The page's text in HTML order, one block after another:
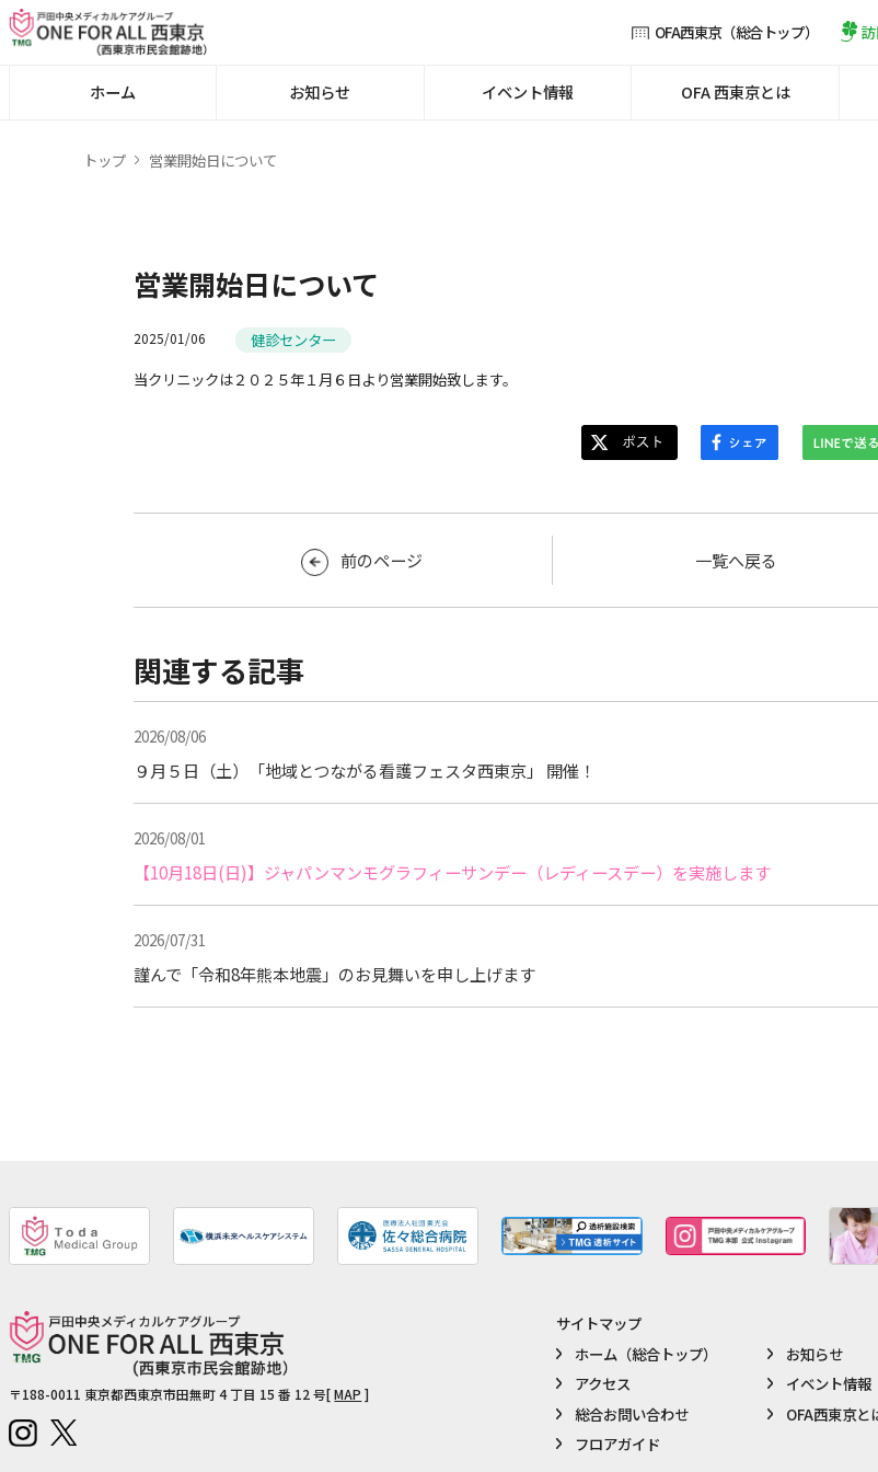
OFA西東京（総合トップ）
ホーム お知らせ イベント情報 OFA 西東京とは
トップ 営業開始日について
営業開始日について
2025/01/06
健診センター
当クリニックは２０２５年１月６日より営業開始致します。
前のページ 一覧へ戻る
関連する記事
2026/08/06
９月５日（土）「地域とつながる看護フェスタ西東京」 開催！
2026/08/01
【10月18日(日)】ジャパンマンモグラフィーサンデー（レディースデー）を実施します
2026/07/31
謹んで「令和8年熊本地震」のお見舞いを申し上げます
〒188-0011 東京都西東京市田無町 4 丁目 15 番 12 号[MAP ]
サイトマップ
ホーム（総合トップ）
お知らせ
アクセス
イベント情報
総合お問い合わせ
OFA西東京と
フロアガイド